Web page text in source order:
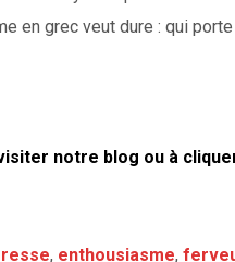
en grec veut dure : qui
notre blog ou à
, enthousiasme,